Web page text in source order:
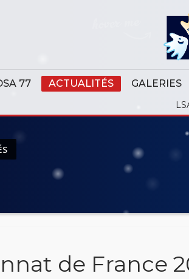
77 ACTUALITÉS GALERIES
de France